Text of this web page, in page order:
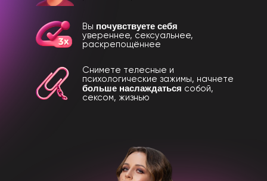
Вы почувствуете себя
увереннее, сексуальнее,
раскрепощённее
Снимете телесные и
психологические зажимы, начнете
больше наслаждаться собой,
сексом, жизнью